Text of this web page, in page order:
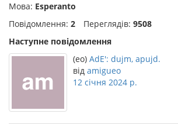
Мова: Esperanto
Повідомлення: 2 Переглядів: 9508
Наступне повідомлення
(eo) AdE': dujm, apujd.
від amigueo
12 січня 2024 р.